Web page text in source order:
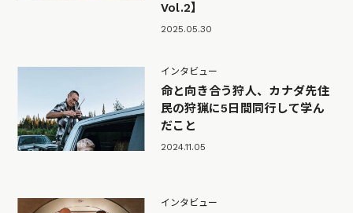
Vol.2】
2025.05.30
インタビュー
命と向き合う狩人、カナダ先住
民の狩猟に5日間同行して学ん
だこと
2024.11.05
インタビュー